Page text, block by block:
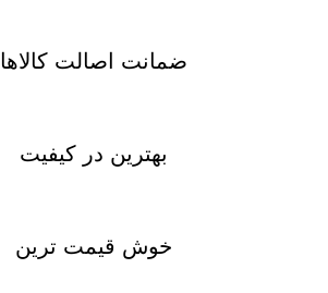
ضمانت اصالت کالاها
بهترین در کیفیت
خوش قیمت ترین